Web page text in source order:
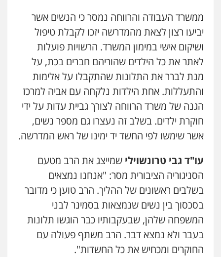
ממשרד העבודה והרווחה נמסר כי הנשים אשר
יביעו רצון לצאת מהמדרשה יזכו לקבלת טיפול
ושיקום אישי במימון המשרד. הרשויות פועלות
לאתר את כל הילדים שהוריהם חברים בכת, על
מנת לברר את התלונות שהתקבלו על אלימות
והתעללות. אחת הילדות נלקחה עם אביה למרכז
הגנה של משרד הרווחה לצורך גביית עדות על ידי
חוקרת ילדים. בשלב זה נעצרו גם מספר נשים,
אשר שימשו לפי החשד יד ימינו של ראש המדרשה.
עו"ד גבי טרונשוילי שמייצג את הרב מטעם
הסניגוריה הציבורית מסר: "אנחנו נמצאים
בשלבים ראשונים של ההליך. הרב טוען כי מדובר
בסכסוך בין נשים שנמצאות בסמינר לבני
המשפחה שלהן, שבעקבותיו כבר הוגשו תלונות
בעבר ולא נמצא דבר. הרב משתף פעולה עם
החוקרים ומכחיש את כל החשדות".
חנא בולוס – משרד עורכי דין
פלילי פשיעה חמורה צווארון לבן נזיקין
0546661544
פלילי כלכלי ניהול משפטים
0506216813
עדי כרמלי – חברת עו"ד
פלילי כלכלי עורכי דין לענייני אסירים
אילן כץ – משרד עורכי דין
משפט פלילי ייצוג שוטרים וסוהרים חיילים
ועדות חקירה
0546312410
עו"ד נעם שביט
פלילי פשיעה חמורה מיסים
פסיכיאטריה משפטית